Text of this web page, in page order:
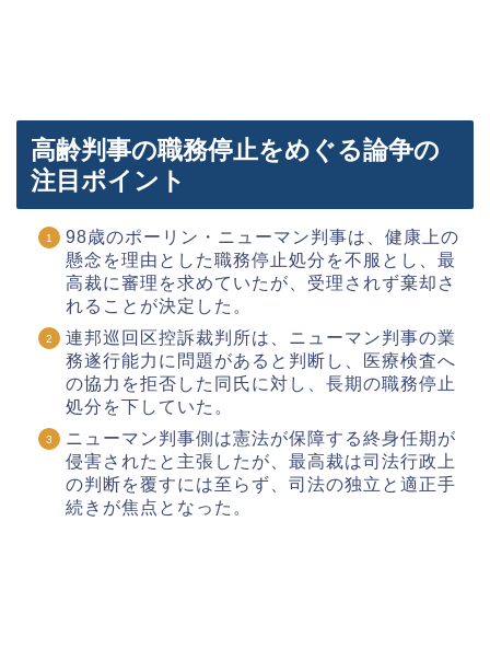
高齢判事の職務停止をめぐる論争の
注目ポイント
98歳のポーリン・ニューマン判事は、健康上の
懸念を理由とした職務停止処分を不服とし、最
高裁に審理を求めていたが、受理されず棄却さ
れることが決定した。
連邦巡回区控訴裁判所は、ニューマン判事の業
務遂行能力に問題があると判断し、医療検査へ
の協力を拒否した同氏に対し、長期の職務停止
処分を下していた。
ニューマン判事側は憲法が保障する終身任期が
侵害されたと主張したが、最高裁は司法行政上
の判断を覆すには至らず、司法の独立と適正手
続きが焦点となった。